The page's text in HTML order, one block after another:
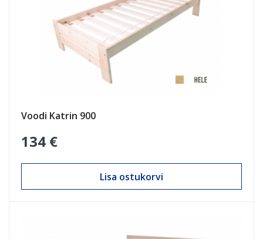
Voodi Katrin 900
134 €
Lisa ostukorvi